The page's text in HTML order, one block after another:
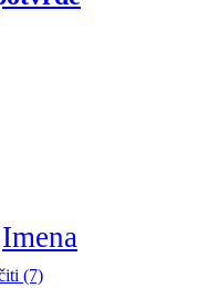
Imena
(7)